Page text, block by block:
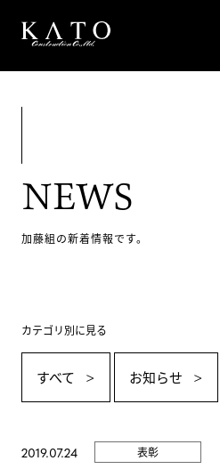
GROUP
NEWS
加藤組の新着情報です。
カテゴリ別に見る
すべて お知らせ
2019.07.24 表彰